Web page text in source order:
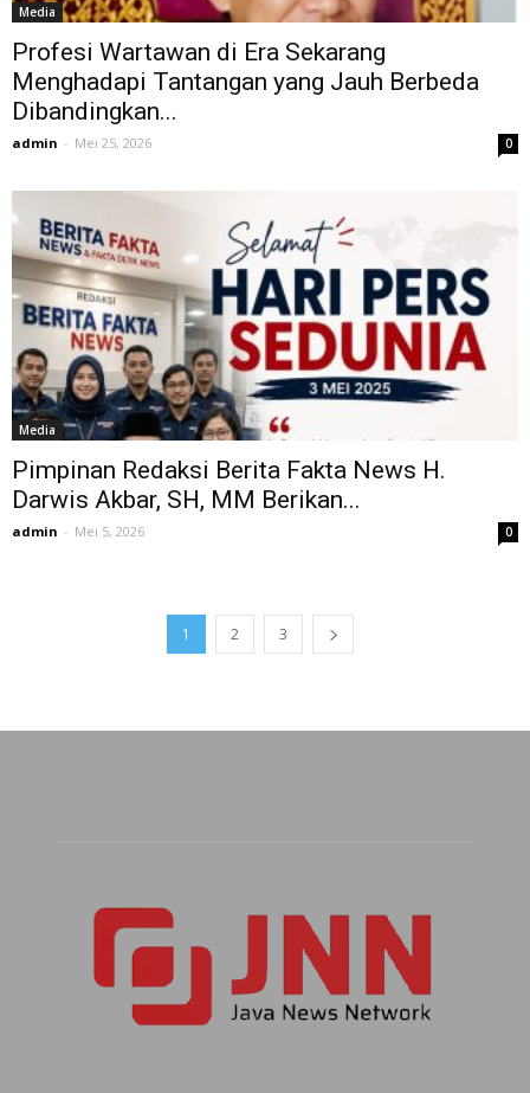
Media
Profesi Wartawan di Era Sekarang
Menghadapi Tantangan yang Jauh Berbeda
Dibandingkan...
admin - Mei 25, 2026 0
Media
Pimpinan Redaksi Berita Fakta News H.
Darwis Akbar, SH, MM Berikan...
admin - Mei 5, 2026 0
1 2 3